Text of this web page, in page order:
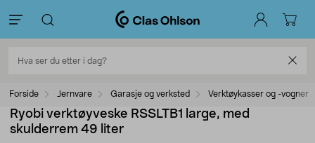
Forside Jernvare Garasje og verksted Verktøykasser og -vogner
Ryobi verktøyveske RSSLTB1 large, med
skulderrem 49 liter